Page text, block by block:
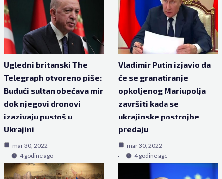
Ugledni britanski The
Telegraph otvoreno piše:
Budući sultan obećava mir
dok njegovi dronovi
izazivaju pustoš u
Ukrajini
mar 30, 2022
4 godine ago
Vladimir Putin izjavio da
će se granatiranje
opkoljenog Mariupolja
završiti kada se
ukrajinske postrojbe
predaju
mar 30, 2022
4 godine ago